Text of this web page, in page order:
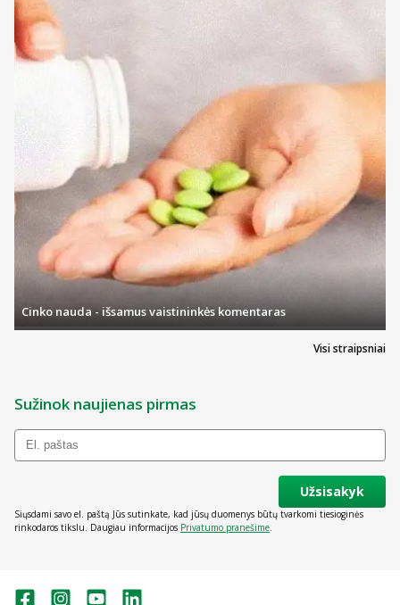
Visi straipsniai
Cinko nauda - išsamus vaistininkės komentaras
Sužinok naujienas pirmas
Užsisakyk
Siųsdami savo el. paštą Jūs sutinkate, kad jūsų duomenys būtų tvarkomi tiesioginės
rinkodaros tikslu. Daugiau informacijos Privatumo pranešime.